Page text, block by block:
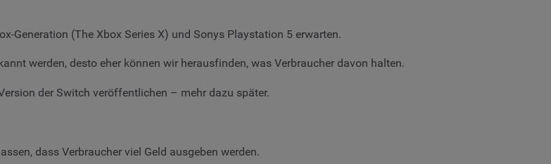
Generation (The Xbox Series X) und Sonys Playstation 5 erwarten.
werden, desto eher können wir herausfinden, was Verbraucher davon halten.
der Switch veröffentlichen – mehr dazu später.
dass Verbraucher viel Geld ausgeben werden.